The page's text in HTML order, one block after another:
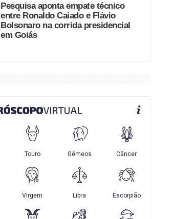
Pesquisa aponta empate técnico
entre Ronaldo Caiado e Flávio
Bolsonaro na corrida presidencial
em Goiás